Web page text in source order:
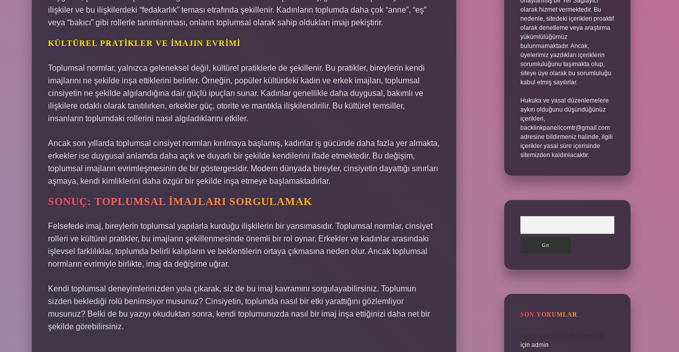
ilişkiler ve bu ilişkilerdeki “fedakarlık” teması etrafında şekillenir. Kadınların toplumda daha çok “anne”, “eş”
veya “bakıcı” gibi rollerle tanımlanması, onların toplumsal olarak sahip oldukları imajı pekiştirir.
KÜLTÜREL PRATIKLER VE İMAJIN EVRIMI
Toplumsal normlar, yalnızca geleneksel değil, kültürel pratiklerle de şekillenir. Bu pratikler, bireylerin kendi
imajlarını ne şekilde inşa ettiklerini belirler. Örneğin, popüler kültürdeki kadın ve erkek imajları, toplumsal
cinsiyetin ne şekilde algılandığına dair güçlü ipuçları sunar. Kadınlar genellikle daha duygusal, bakımlı ve
ilişkilere odaklı olarak tanıtılırken, erkekler güç, otorite ve mantıkla ilişkilendirilir. Bu kültürel temsiller,
insanların toplumdaki rollerini nasıl algıladıklarını etkiler.
Ancak son yıllarda toplumsal cinsiyet normları kırılmaya başlamış, kadınlar iş gücünde daha fazla yer almakta,
erkekler ise duygusal anlamda daha açık ve duyarlı bir şekilde kendilerini ifade etmektedir. Bu değişim,
toplumsal imajların evrimleşmesinin de bir göstergesidir. Modern dünyada bireyler, cinsiyetin dayattığı sınırları
aşmaya, kendi kimliklerini daha özgür bir şekilde inşa etmeye başlamaktadırlar.
SONUÇ: TOPLUMSAL İMAJLARI SORGULAMAK
Felsefede imaj, bireylerin toplumsal yapılarla kurduğu ilişkilerin bir yansımasıdır. Toplumsal normlar, cinsiyet
rolleri ve kültürel pratikler, bu imajların şekillenmesinde önemli bir rol oynar. Erkekler ve kadınlar arasındaki
işlevsel farklılıklar, toplumda belirli kalıpların ve beklentilerin ortaya çıkmasına neden olur. Ancak toplumsal
normların evrimiyle birlikte, imaj da değişime uğrar.
Kendi toplumsal deneyimlerinizden yola çıkarak, siz de bu imaj kavramını sorgulayabilirsiniz. Toplumun
sizden beklediği rolü benimsiyor musunuz? Cinsiyetin, toplumda nasıl bir etki yarattığını gözlemliyor
musunuz? Belki de bu yazıyı okuduktan sonra, kendi toplumunuzda nasıl bir imaj inşa ettiğinizi daha net bir
şekilde görebilirsiniz.
olarak hizmet vermektedir. Bu
nedenle, sitedeki içerikleri proaktif
olarak denetleme veya araştırma
yükümlülüğümüz
bulunmamaktadır. Ancak,
üyelerimiz yazdıkları içeriklerin
sorumluluğunu taşımakta olup,
siteye üye olarak bu sorumluluğu
kabul etmiş sayılırlar.
Hukuka ve yasal düzenlemelere
aykırı olduğunu düşündüğünüz
içerikleri,
backlinkpanelicomtr@gmail.com
adresine bildirmeniz halinde, ilgili
içerikler yasal süre içerisinde
sitemizden kaldırılacaktır.
SON YORUMLAR
için admin